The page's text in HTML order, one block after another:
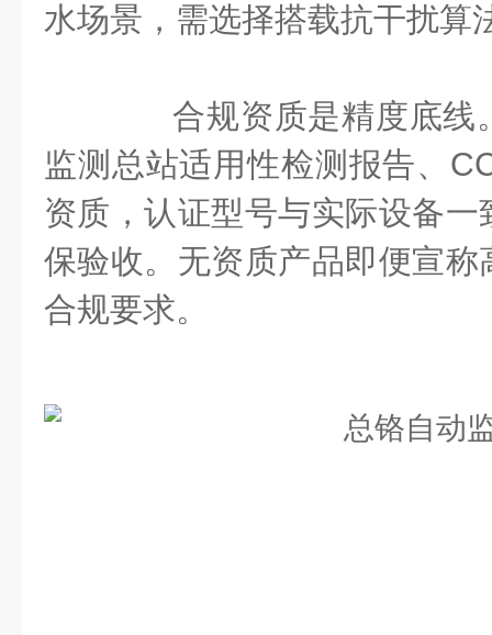
水场景，需选择搭载抗干扰算
合规资质是精度底线
监测总站适用性检测报告、
资质，认证型号与实际设备
保验收。无资质产品即便宣
合规要求。